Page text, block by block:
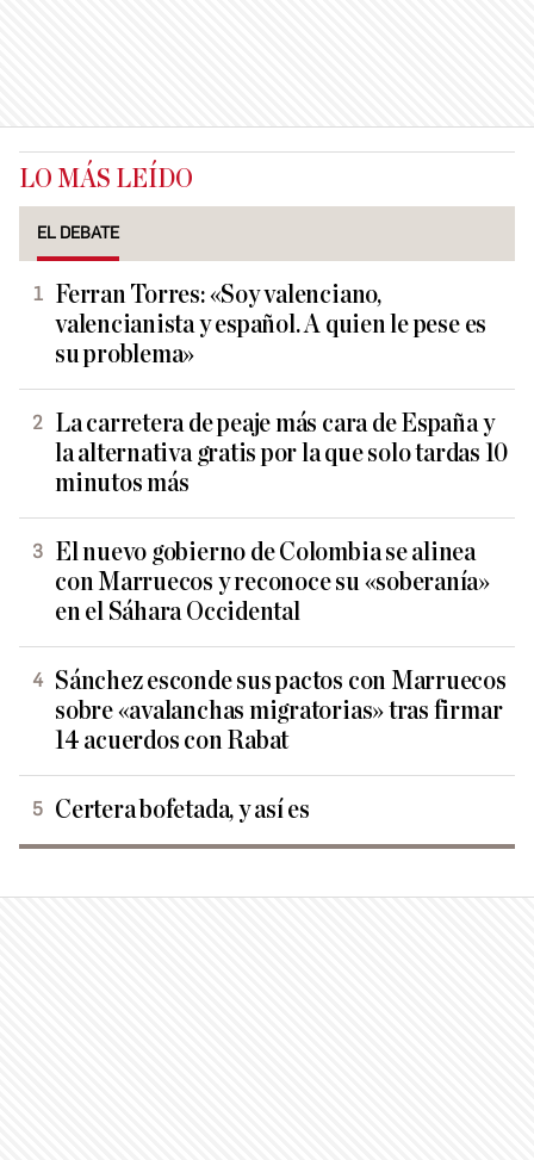
LO MÁS LEÍDO
EL DEBATE
Ferran Torres: «Soy valenciano,
valencianista y español. A quien le pese es
su problema»
La carretera de peaje más cara de España y
la alternativa gratis por la que solo tardas 10
minutos más
El nuevo gobierno de Colombia se alinea
con Marruecos y reconoce su «soberanía»
en el Sáhara Occidental
Sánchez esconde sus pactos con Marruecos
sobre «avalanchas migratorias» tras firmar
14 acuerdos con Rabat
Certera bofetada, y así es